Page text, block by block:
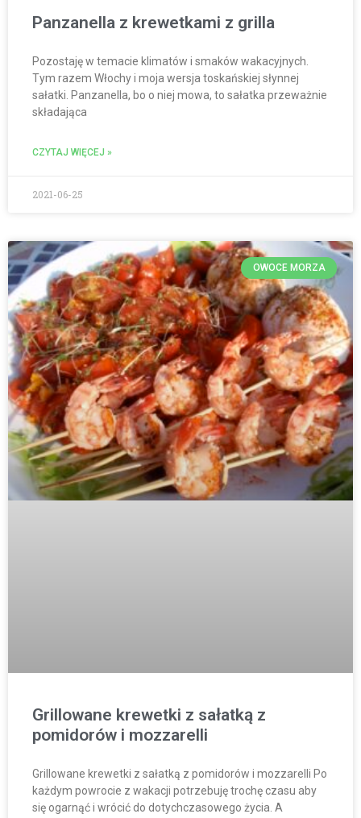
Panzanella z krewetkami z grilla
Pozostaję w temacie klimatów i smaków wakacyjnych.
Tym razem Włochy i moja wersja toskańskiej słynnej
sałatki. Panzanella, bo o niej mowa, to sałatka przeważnie
składająca
CZYTAJ WIĘCEJ »
2021-06-25
OWOCE MORZA
Grillowane krewetki z sałatką z
pomidorów i mozzarelli
Grillowane krewetki z sałatką z pomidorów i mozzarelli Po
każdym powrocie z wakacji potrzebuję trochę czasu aby
się ogarnąć i wrócić do dotychczasowego życia. A